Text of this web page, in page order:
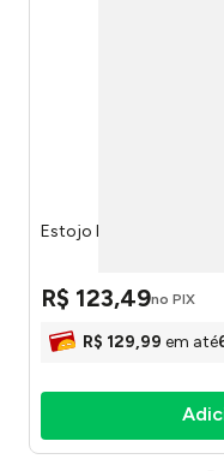
Estojo Box Rebecca
R$ 123,49no PIX
R$ 129,99 em até